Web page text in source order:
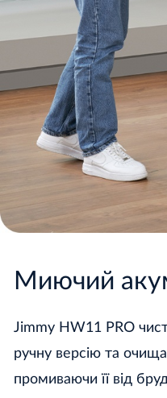
Миючий
Jimmy HW11 PRO
ручну версію та
промиваючи її від